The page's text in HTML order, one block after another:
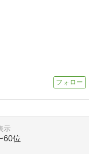
示
60位